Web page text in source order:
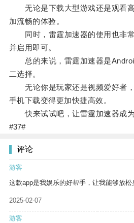
无论是下载大型游戏还是观看高
加流畅的体验。
同时，雷霆加速器的使用也非常
并启用即可。
总的来说，雷霆加速器是
二选择。
无论你是玩家还是视频爱好者，
手机下载变得更加快捷高效。
快来试试吧，让雷霆加速器成为
#37#
评论
游客
这款app是我娱乐的好帮手，让我能够放松
2025-02-07
游客